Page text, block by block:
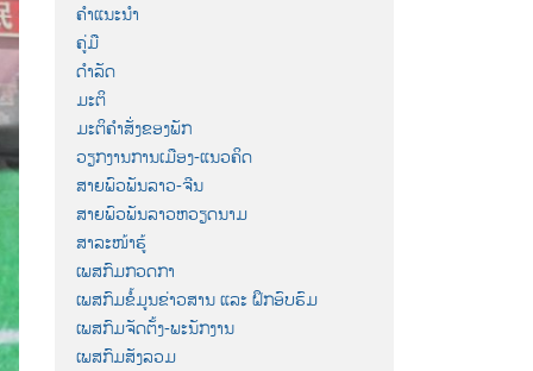
ຄຳແນະນຳ
ຄູ່ມື
ດຳລັດ
ມະຕິ
ມະຕິຄຳສັ່ງຂອງພັກ
ວຽກງານການເມືອງ-ແນວຄິດ
ສາຍພົວພັນລາວ-ຈີນ
ສາຍພົວພັນລາວຫວຽດນາມ
ສາລະໜ້າຮູ້
ເພສກົມກວດກາ
ເພສກົມຂໍ້ມູນຂ່າວສານ ແລະ ຝຶກອົບຮົມ
ເພສກົມຈັດຕັ້ງ-ພະນັກງານ
ເພສກົມສັງລວມ